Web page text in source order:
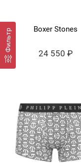
Фильтр Boxer Stones
24 550 ₽